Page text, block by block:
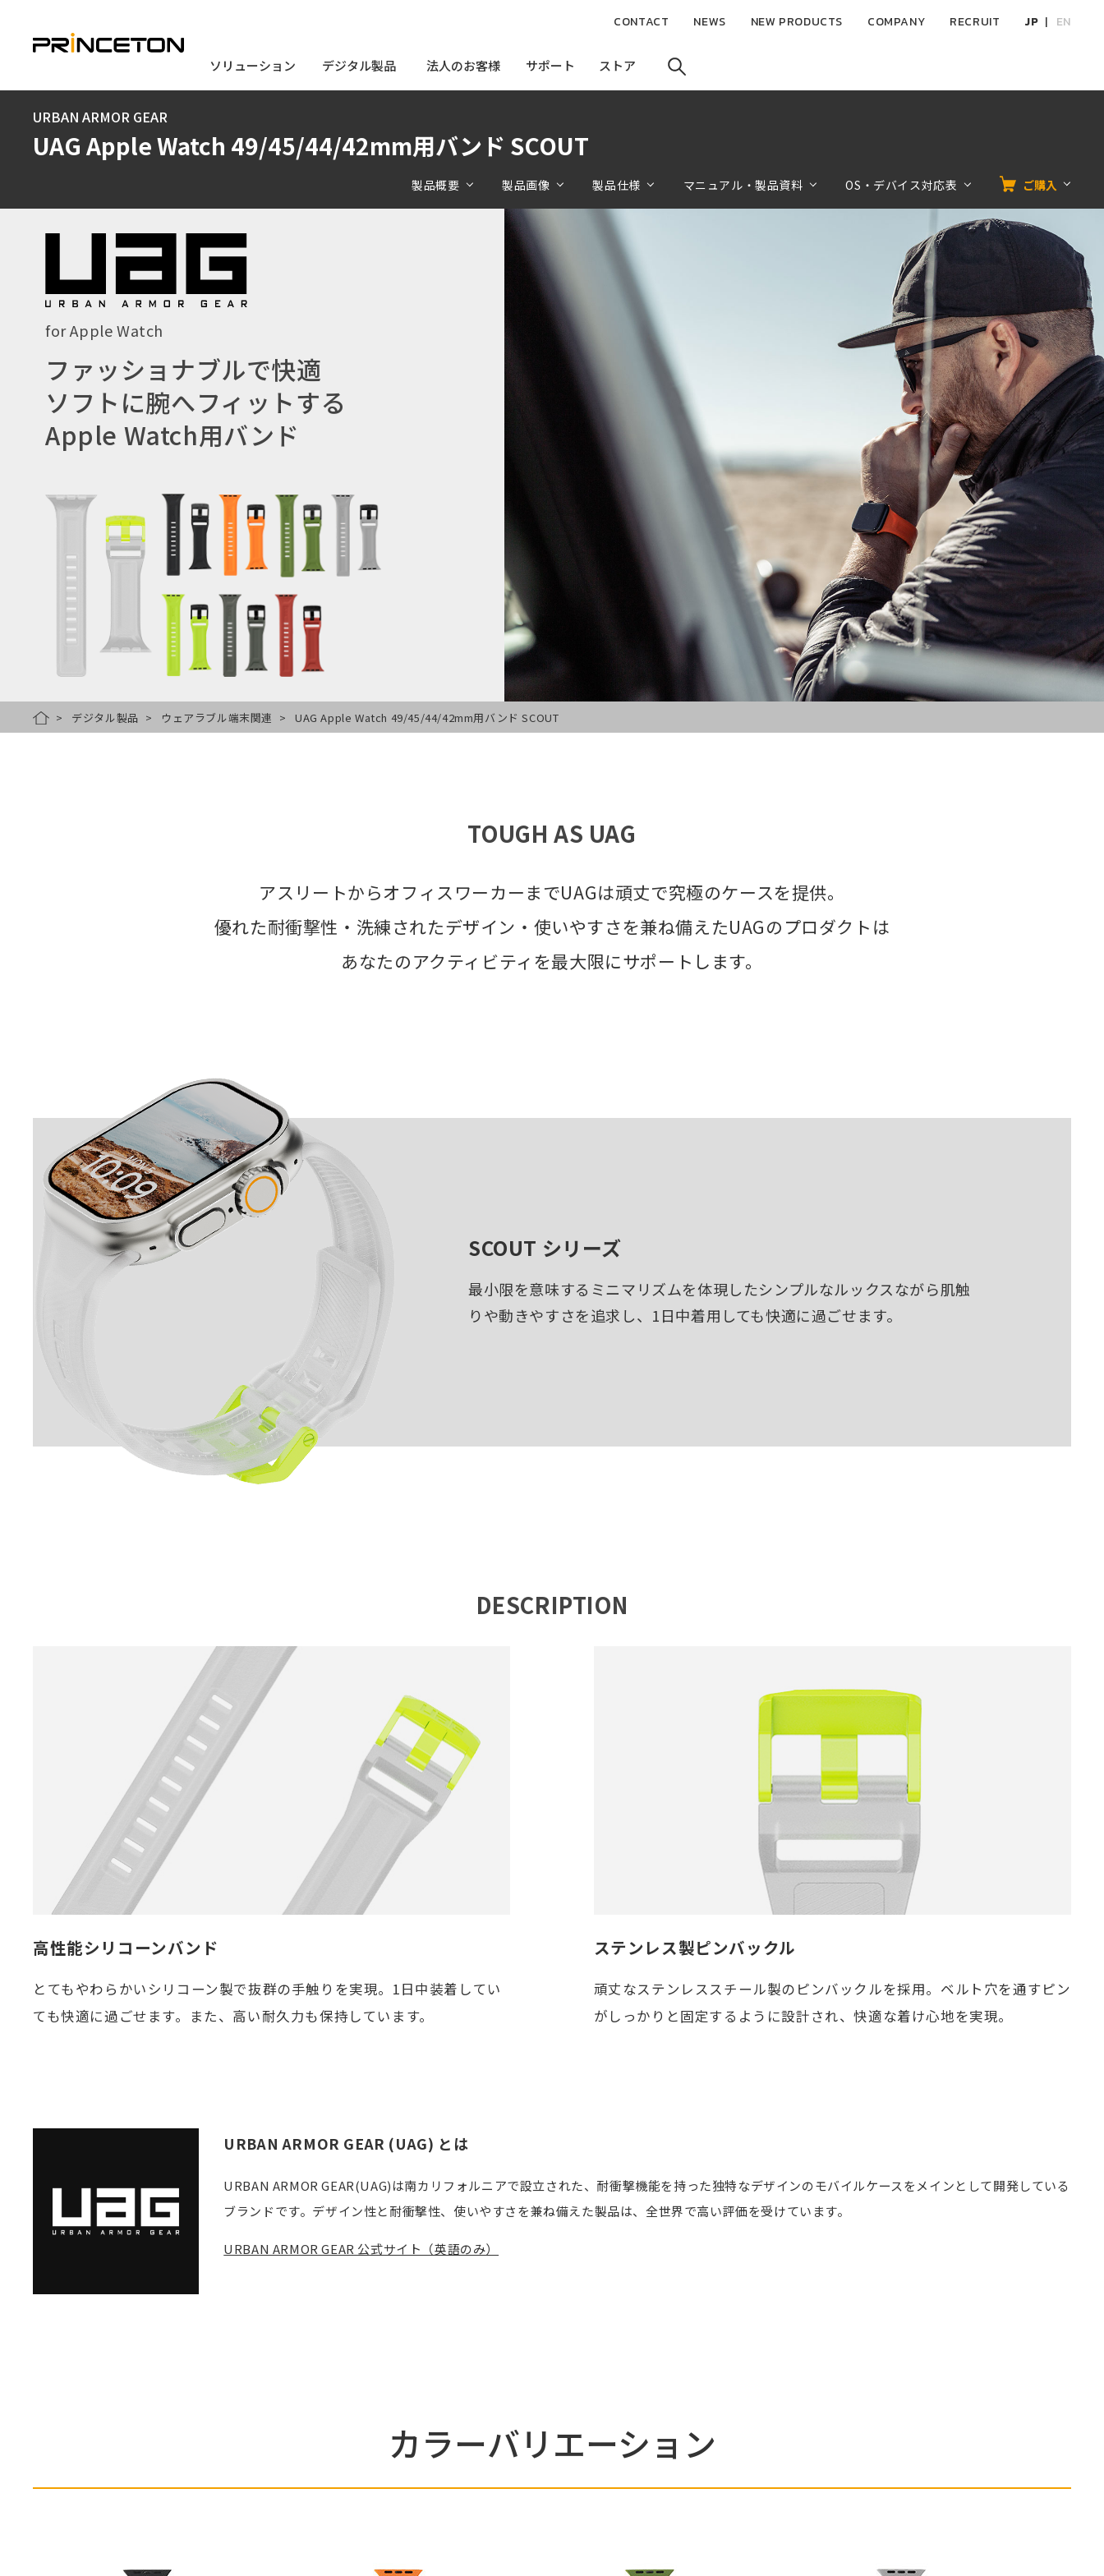
ン
ソリューション
ソリューション デジタル製品
デジタル製品 法人のお客様
法人のお客様 サポート
サポート ストア
ストア
CONTACT NEWS NEW PRODUCTS COMPANY RECRUIT JP EN
URBAN ARMOR GEAR
UAG Apple Watch 49/45/44/42mm用バンド SCOUT
製品概要 製品画像 製品仕様 マニュアル・製品資料 OS・デバイス対応表 ご購入
for Apple Watch
ファッショナブルで快適
ソフトに腕へフィットする
Apple Watch用バンド
HOMEデジタル製品 ウェアラブル端末関連 UAG Apple Watch 49/45/44/42mm用バンド SCOUT
TOUGH AS UAG
アスリートからオフィスワーカーまでUAGは頑丈で究極のケースを提供。
優れた耐衝撃性・洗練されたデザイン・使いやすさを兼ね備えたUAGのプロダクトは
あなたのアクティビティを最大限にサポートします。
SCOUT シリーズ
最小限を意味するミニマリズムを体現したシンプルなルックスながら肌触
りや動きやすさを追求し、1日中着用しても快適に過ごせます。
DESCRIPTION
高性能シリコーンバンド
とてもやわらかいシリコーン製で抜群の手触りを実現。1日中装着してい
ても快適に過ごせます。また、高い耐久力も保持しています。
ステンレス製ピンバックル
頑丈なステンレススチール製のピンバックルを採用。ベルト穴を通すピン
がしっかりと固定するように設計され、快適な着け心地を実現。
URBAN ARMOR GEAR (UAG) とは
URBAN ARMOR GEAR(UAG)は南カリフォルニアで設立された、耐衝撃機能を持った独特なデザインのモバイルケースをメインとして開発している
ブランドです。デザイン性と耐衝撃性、使いやすさを兼ね備えた製品は、全世界で高い評価を受けています。
URBAN ARMOR GEAR 公式サイト（英語のみ）
カラーバリエーション